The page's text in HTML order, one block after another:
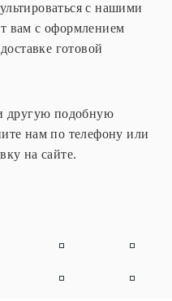
с нашими
вам с оформлением
готовой
другую подобную
нам по телефону или
на сайте.